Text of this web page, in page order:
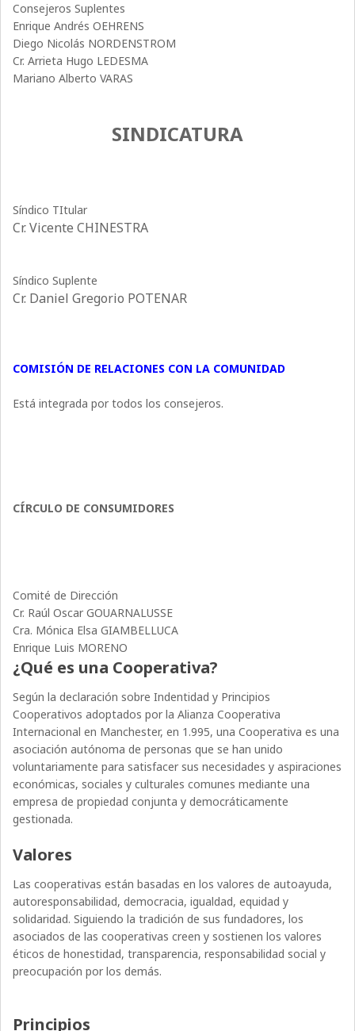
Consejeros Suplentes
Enrique Andrés OEHRENS
Diego Nicolás NORDENSTROM
Cr. Arrieta Hugo LEDESMA
Mariano Alberto VARAS
SINDICATURA
Síndico TItular
Cr. Vicente CHINESTRA
Síndico Suplente
Cr. Daniel Gregorio POTENAR
COMISIÓN DE RELACIONES CON LA COMUNIDAD
Está integrada por todos los consejeros.
CÍRCULO DE CONSUMIDORES
Comité de Dirección
Cr. Raúl Oscar GOUARNALUSSE
Cra. Mónica Elsa GIAMBELLUCA
Enrique Luis MORENO
¿Qué es una Cooperativa?
Según la declaración sobre Indentidad y Principios
Cooperativos adoptados por la Alianza Cooperativa
Internacional en Manchester, en 1.995, una Cooperativa es una
asociación autónoma de personas que se han unido
voluntariamente para satisfacer sus necesidades y aspiraciones
económicas, sociales y culturales comunes mediante una
empresa de propiedad conjunta y democráticamente
gestionada.
Valores
Las cooperativas están basadas en los valores de autoayuda,
autoresponsabilidad, democracia, igualdad, equidad y
solidaridad. Siguiendo la tradición de sus fundadores, los
asociados de las cooperativas creen y sostienen los valores
éticos de honestidad, transparencia, responsabilidad social y
preocupación por los demás.
Principios